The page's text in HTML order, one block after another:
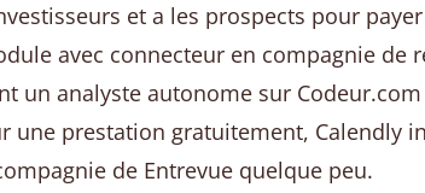
et a les prospects pour
avec connecteur en compagnie de
un analyste autonome sur
prestation gratuitement, Calendly
de Entrevue quelque peu.